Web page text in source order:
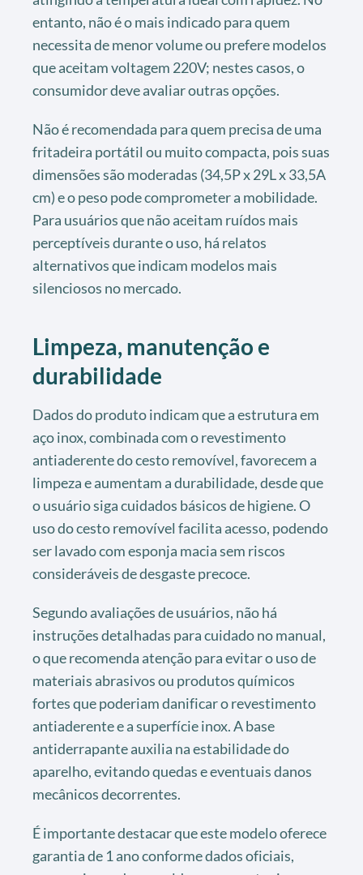
entanto, não é o mais indicado para quem
necessita de menor volume ou prefere modelos
que aceitam voltagem 220V; nestes casos, o
consumidor deve avaliar outras opções.
Não é recomendada para quem precisa de uma
fritadeira portátil ou muito compacta, pois suas
dimensões são moderadas (34,5P x 29L x 33,5A
cm) e o peso pode comprometer a mobilidade.
Para usuários que não aceitam ruídos mais
perceptíveis durante o uso, há relatos
alternativos que indicam modelos mais
silenciosos no mercado.
Limpeza, manutenção e
durabilidade
Dados do produto indicam que a estrutura em
aço inox, combinada com o revestimento
antiaderente do cesto removível, favorecem a
limpeza e aumentam a durabilidade, desde que
o usuário siga cuidados básicos de higiene. O
uso do cesto removível facilita acesso, podendo
ser lavado com esponja macia sem riscos
consideráveis de desgaste precoce.
Segundo avaliações de usuários, não há
instruções detalhadas para cuidado no manual,
o que recomenda atenção para evitar o uso de
materiais abrasivos ou produtos químicos
fortes que poderiam danificar o revestimento
antiaderente e a superfície inox. A base
antiderrapante auxilia na estabilidade do
aparelho, evitando quedas e eventuais danos
mecânicos decorrentes.
É importante destacar que este modelo oferece
garantia de 1 ano conforme dados oficiais,